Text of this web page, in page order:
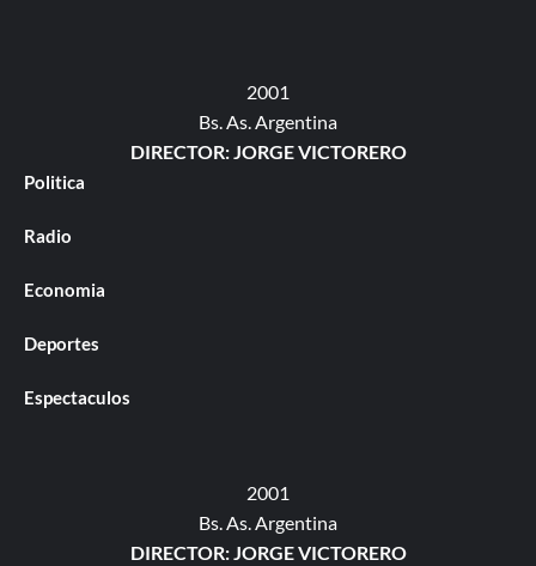
2001
Bs. As. Argentina
DIRECTOR: JORGE VICTORERO
Politica
Radio
Economia
Deportes
Espectaculos
2001
Bs. As. Argentina
DIRECTOR: JORGE VICTORERO